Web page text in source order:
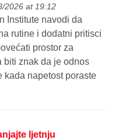
2026 at 19:12
Institute navodi da
rutine i dodatni pritisci
prostor za
biti znak da je odnos
kada napetost poraste
ljetnju